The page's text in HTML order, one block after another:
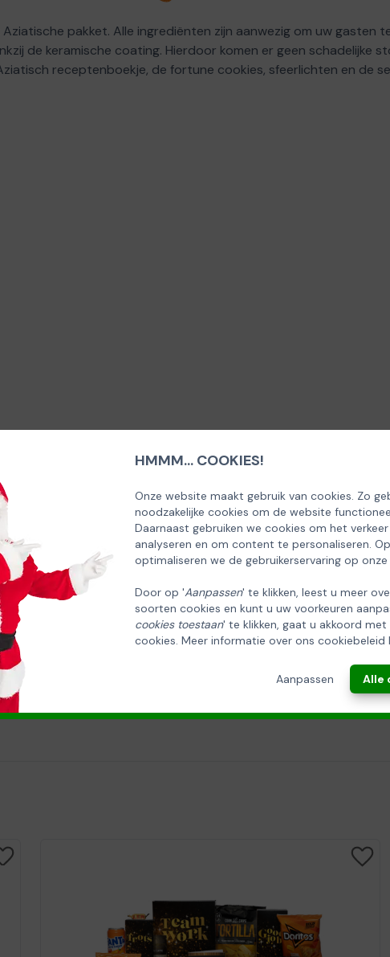
HMMM... COOKIES!
Onze website maakt gebruik van cookies. Zo
noodzakelijke cookies om de website
Daarnaast gebruiken we cookies om het
analyseren en om content te personaliseren.
optimaliseren we de gebruikerservaring op
Door op 'Aanpassen' te klikken, leest u meer
soorten cookies en kunt u uw voorkeuren
cookies toestaan' te klikken, gaat u akkoord
cookies. Meer informatie over ons cookiebeleid
Aanpassen Alle
pakket. Alle ingrediënten zijn aanwezig om uw
de keramische coating. Hierdoor komen er geen schadelijke
receptenboekje, de fortune cookies, sfeerlichten en de
EN ONTVANG 5% KORTING OP DE
HUISCOLLECTIE KERSTPAKKETTEN
Email
INSCHRIJVEN!